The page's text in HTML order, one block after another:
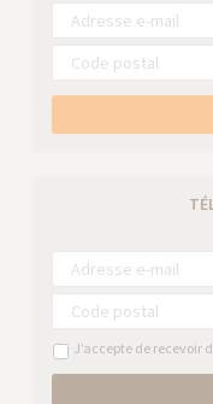
J’accepte de recevoir